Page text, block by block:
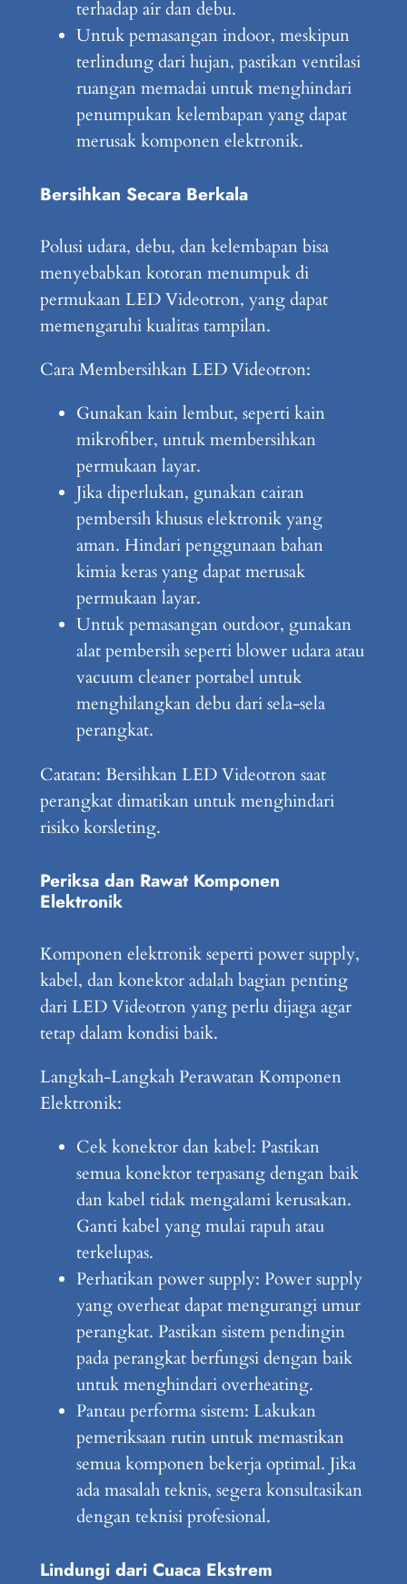
terhadap air dan debu.
Untuk pemasangan indoor, meskipun
terlindung dari hujan, pastikan ventilasi
ruangan memadai untuk menghindari
penumpukan kelembapan yang dapat
merusak komponen elektronik.
Bersihkan Secara Berkala
Polusi udara, debu, dan kelembapan bisa
menyebabkan kotoran menumpuk di
permukaan LED Videotron, yang dapat
memengaruhi kualitas tampilan.
Cara Membersihkan LED Videotron:
Gunakan kain lembut, seperti kain
mikrofiber, untuk membersihkan
permukaan layar.
Jika diperlukan, gunakan cairan
pembersih khusus elektronik yang
aman. Hindari penggunaan bahan
kimia keras yang dapat merusak
permukaan layar.
Untuk pemasangan outdoor, gunakan
alat pembersih seperti blower udara atau
vacuum cleaner portabel untuk
menghilangkan debu dari sela-sela
perangkat.
Catatan: Bersihkan LED Videotron saat
perangkat dimatikan untuk menghindari
risiko korsleting.
Periksa dan Rawat Komponen
Elektronik
Komponen elektronik seperti power supply,
kabel, dan konektor adalah bagian penting
dari LED Videotron yang perlu dijaga agar
tetap dalam kondisi baik.
Langkah-Langkah Perawatan Komponen
Elektronik:
Cek konektor dan kabel: Pastikan
semua konektor terpasang dengan baik
dan kabel tidak mengalami kerusakan.
Ganti kabel yang mulai rapuh atau
terkelupas.
Perhatikan power supply: Power supply
yang overheat dapat mengurangi umur
perangkat. Pastikan sistem pendingin
pada perangkat berfungsi dengan baik
untuk menghindari overheating.
Pantau performa sistem: Lakukan
pemeriksaan rutin untuk memastikan
semua komponen bekerja optimal. Jika
ada masalah teknis, segera konsultasikan
dengan teknisi profesional.
Lindungi dari Cuaca Ekstrem